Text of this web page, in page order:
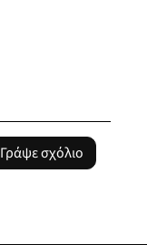
Γράψε σχόλιο